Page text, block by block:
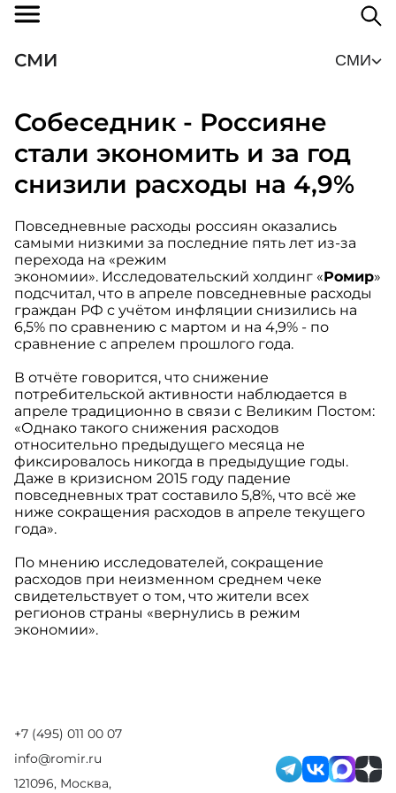
СМИ СМИ
Собеседник - Россияне
стали экономить и за год
снизили расходы на 4,9%
Повседневные расходы россиян оказались
самыми низкими за последние пять лет из-за
перехода на «режим
экономии». Исследовательский холдинг «Ромир»
подсчитал, что в апреле повседневные расходы
граждан РФ с учётом инфляции снизились на
6,5% по сравнению с мартом и на 4,9% - по
сравнение с апрелем прошлого года.
В отчёте говорится, что снижение
потребительской активности наблюдается в
апреле традиционно в связи с Великим Постом:
«Однако такого снижения расходов
относительно предыдущего месяца не
фиксировалось никогда в предыдущие годы.
Даже в кризисном 2015 году падение
повседневных трат составило 5,8%, что всё же
ниже сокращения расходов в апреле текущего
года».
По мнению исследователей, сокращение
расходов при неизменном среднем чеке
свидетельствует о том, что жители всех
регионов страны «вернулись в режим
экономии».
+7 (495) 011 00 07
info@romir.ru
121096, Москва,